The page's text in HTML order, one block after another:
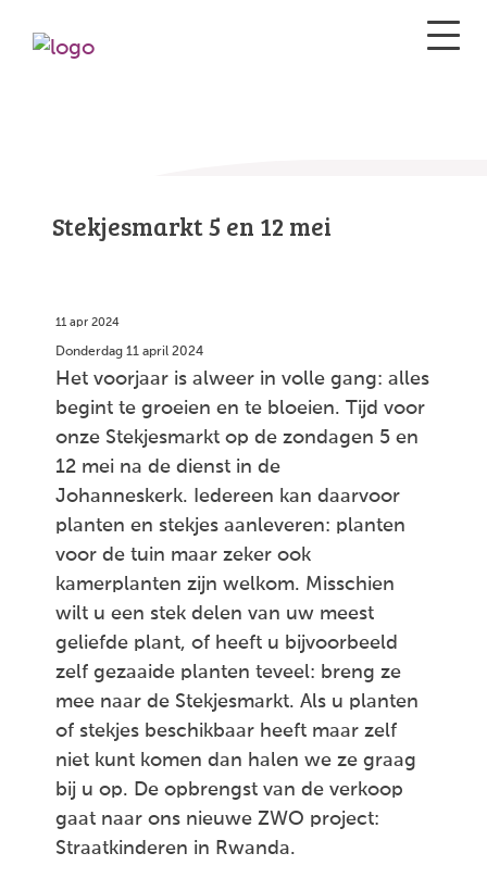
Stekjesmarkt 5 en 12 mei
11 apr 2024
Donderdag 11 april 2024
Het voorjaar is alweer in volle gang: alles
begint te groeien en te bloeien. Tijd voor
onze Stekjesmarkt op de zondagen 5 en
12 mei na de dienst in de
Johanneskerk. Iedereen kan daarvoor
planten en stekjes aanleveren: planten
voor de tuin maar zeker ook
kamerplanten zijn welkom. Misschien
wilt u een stek delen van uw meest
geliefde plant, of heeft u bijvoorbeeld
zelf gezaaide planten teveel: breng ze
mee naar de Stekjesmarkt. Als u planten
of stekjes beschikbaar heeft maar zelf
niet kunt komen dan halen we ze graag
bij u op. De opbrengst van de verkoop
gaat naar ons nieuwe ZWO project:
Straatkinderen in Rwanda.